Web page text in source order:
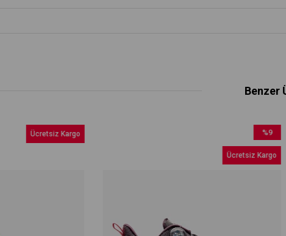
Benzer
Ücretsiz Kargo
%9
İndirim
%9İndirim
Ücretsiz Kargo